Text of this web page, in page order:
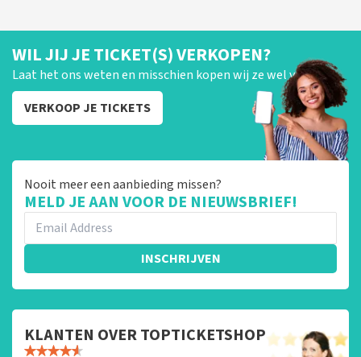
WIL JIJ JE TICKET(S) VERKOPEN?
Laat het ons weten en misschien kopen wij ze wel van je!
VERKOOP JE TICKETS
Nooit meer een aanbieding missen?
MELD JE AAN VOOR DE NIEUWSBRIEF!
INSCHRIJVEN
KLANTEN OVER TOPTICKETSHOP